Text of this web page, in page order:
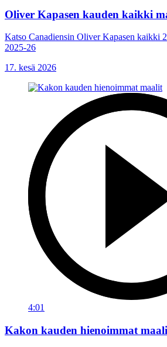
Oliver Kapasen kauden kaikki
Katso Canadiensin Oliver Kapasen kaikki
2025-26
17. kesä 2026
4:01
Kakon kauden hienoimmat